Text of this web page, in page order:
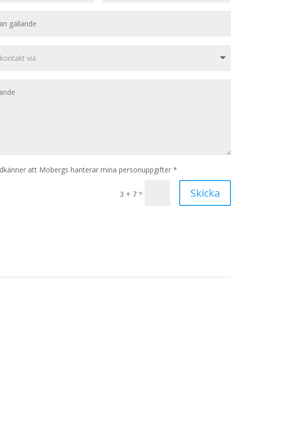
att Mobergs hanterar mina personuppgifter *
3 + 7= Skicka